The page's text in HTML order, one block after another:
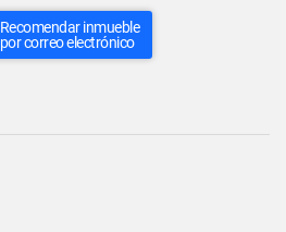
Recomendar inmueble
por correo electrónico